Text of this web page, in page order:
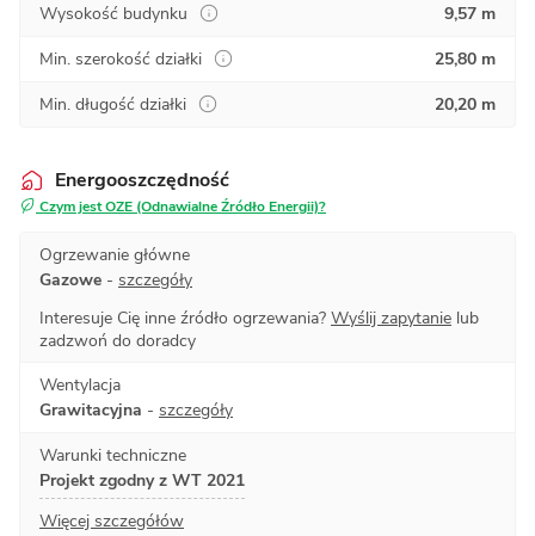
Wysokość budynku
9,57 m
Min. szerokość działki
25,80 m
Min. długość działki
20,20 m
Energooszczędność
Czym jest OZE (Odnawialne Źródło Energii)?
Ogrzewanie główne
Gazowe - szczegóły
Interesuje Cię inne źródło ogrzewania? Wyślij zapytanie lub
zadzwoń do doradcy
Wentylacja
Grawitacyjna - szczegóły
Warunki techniczne
Projekt zgodny z WT 2021
Więcej szczegółów